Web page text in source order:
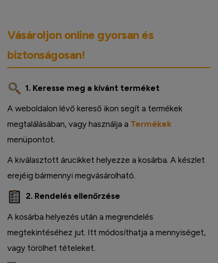
Vásároljon online gyorsan és
biztonságosan!
1. Keresse meg a kívánt terméket
A weboldalon lévő kereső ikon segít a termékek
megtalálásában, vagy használja a Termékek
menüpontot.
A kiválasztott árucikket helyezze a kosárba. A készlet
erejéig bármennyi megvásárolható.
2. Rendelés ellenőrzése
A kosárba helyezés után a megrendelés
megtekintéséhez jut. Itt módosíthatja a mennyiséget,
vagy törölhet tételeket.